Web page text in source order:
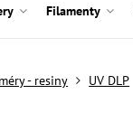
Filamenty
- resiny UV DLP